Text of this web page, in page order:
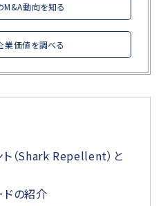
M&A動向を知る
業価値を調べる
ト（Shark Repellent）と
ドの紹介